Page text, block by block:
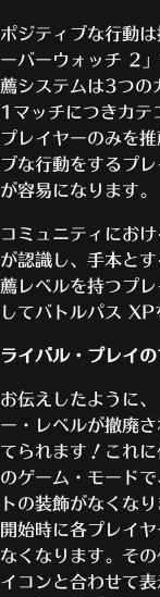
ポジティブな行動
ーバーウォッチ 2
薦システムは3つの
1マッチにつきカテ
プレイヤーのみを
ブな行動をするプ
が容易になります。
コミュニティにお
が認識し、手本と
薦レベルを持つプ
してバトルパス XP
ライバル・プレイ
お伝えしたように
ー・レベルが撤廃
てられます！これ
のゲーム・モード
トの装飾がなくな
開始時に各プレイ
なくなります。そ
イコンと合わせて